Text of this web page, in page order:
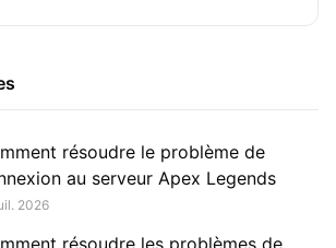
résoudre le problème de
au serveur Apex Legends
2026